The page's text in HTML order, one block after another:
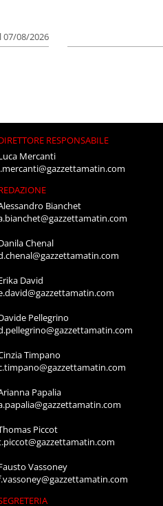
07/08/2026
RESPONSABILE
Mercanti
Bianchet
Chenal
David
Pellegrino
Timpano
Papalia
Piccot
Vassoney